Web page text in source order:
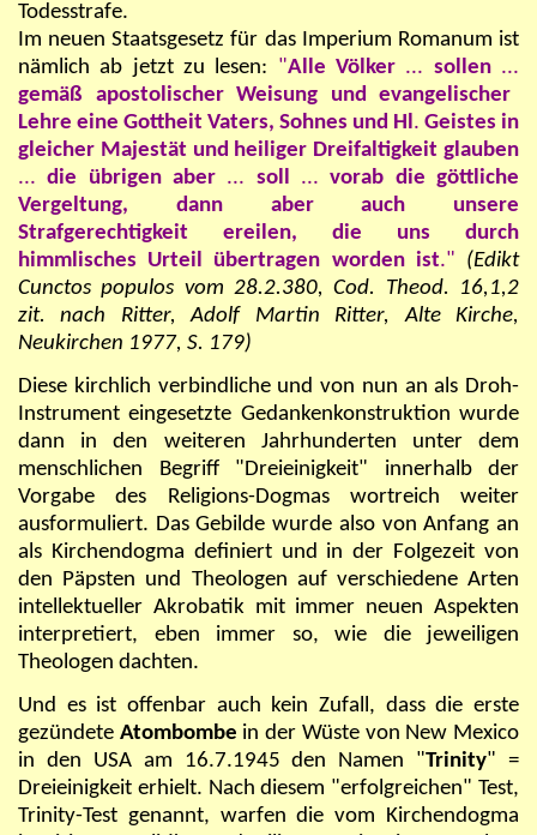
Todesstrafe.
Im neuen Staatsgesetz für das Imperium Romanum ist
nämlich ab jetzt zu lesen: "Alle Völker ... sollen ...
gemäß apostolischer Weisung und evangelischer
Lehre eine Gottheit Vaters, Sohnes und Hl. Geistes in
gleicher Majestät und heiliger Dreifaltigkeit glauben
...die übrigen aber ... soll ...vorab die göttliche
Vergeltung, dann aber auch unsere
Strafgerechtigkeit ereilen, die uns durch
himmlisches Urteil übertragen worden ist." (Edikt
Cunctos populos vom 28.2.380, Cod. Theod. 16,1,2
zit. nach Ritter, Adolf Martin Ritter, Alte Kirche,
Neukirchen 1977, S. 179)
Diese kirchlich verbindliche und von nun an als Droh-
Instrument eingesetzte Gedankenkonstruktion wurde
dann in den weiteren Jahrhunderten unter dem
menschlichen Begriff "Dreieinigkeit" innerhalb der
Vorgabe des Religions-Dogmas wortreich weiter
ausformuliert. Das Gebilde wurde also von Anfang an
als Kirchendogma definiert und in der Folgezeit von
den Päpsten und Theologen auf verschiedene Arten
intellektueller Akrobatik mit immer neuen Aspekten
interpretiert, eben immer so, wie die jeweiligen
Theologen dachten.
Und es ist offenbar auch kein Zufall, dass die erste
gezündete Atombombe in der Wüste von New Mexico
in den USA am 16.7.1945 den Namen "Trinity" =
Dreieinigkeit erhielt. Nach diesem "erfolgreichen" Test,
Trinity-Test genannt, warfen die vom Kirchendogma